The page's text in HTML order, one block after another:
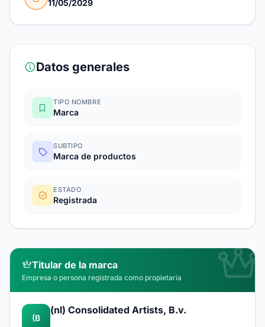
11/05/2029
Datos generales
TIPO NOMBRE
Marca
SUBTIPO
Marca de productos
ESTADO
Registrada
Titular de la marca
Empresa o persona registrada como propietaria
(B
(nl) Consolidated Artists, B.v.